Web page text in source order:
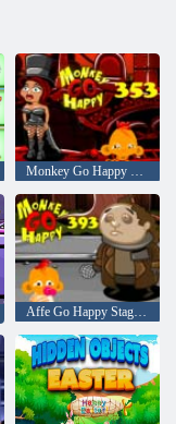
Monkey Go Happy Stage 353
Affe Go Happy Stage 393